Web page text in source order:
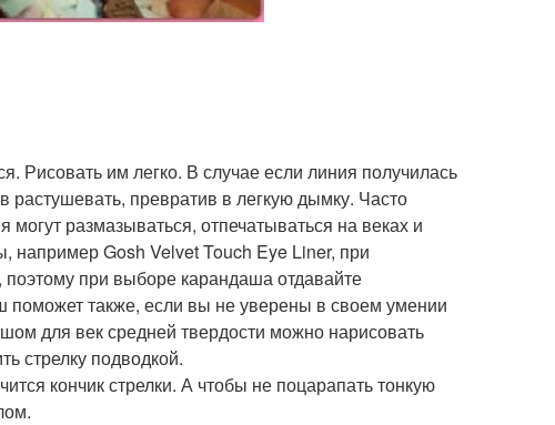
Рисовать им легко. В случае если линия получилась
превратив в легкую дымку. Часто
размазываться, отпечатываться на веках и
например Gosh Velvet Touch Eye Liner, при
при выборе карандаша отдавайте
поможет также, если вы не уверены в своем умении
для век средней твердости можно нарисовать
стрелку подводкой.
кончик стрелки. А чтобы не поцарапать тонкую